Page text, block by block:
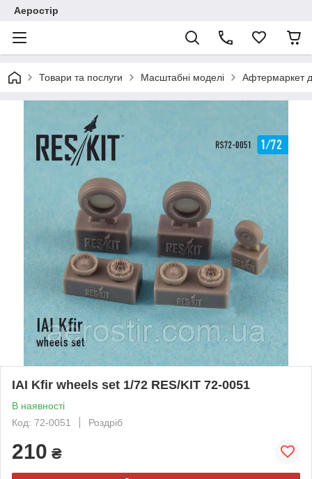
Аеростір
Товари та послуги Масштабні моделі Афтермаркет
IAI Kfir wheels set 1/72 RES/KIT 72-0051
В наявності
Код: 72-0051
Роздріб
210 ₴